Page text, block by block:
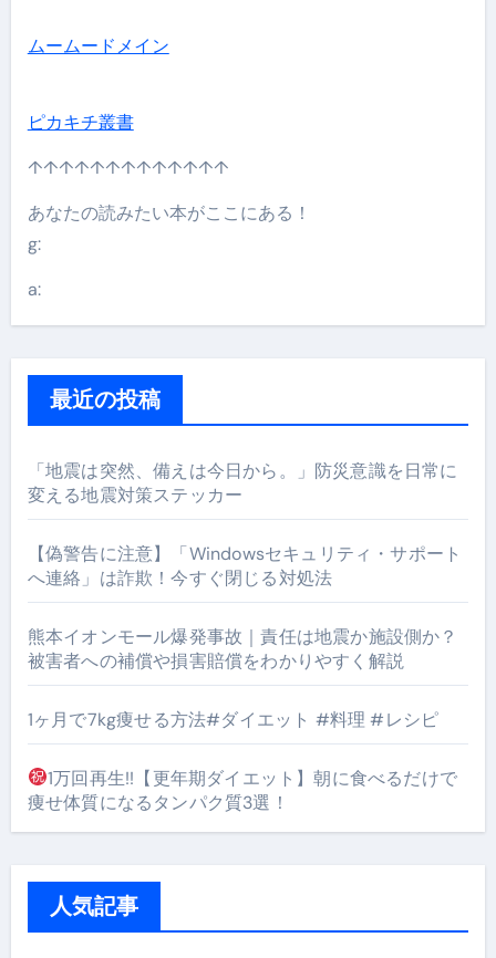
ムームードメイン
ピカキチ叢書
↑↑↑↑↑↑↑↑↑↑↑↑↑
あなたの読みたい本がここにある！
g:
a:
最近の投稿
「地震は突然、備えは今日から。」防災意識を日常に
変える地震対策ステッカー
【偽警告に注意】「Windowsセキュリティ・サポート
へ連絡」は詐欺！今すぐ閉じる対処法
熊本イオンモール爆発事故｜責任は地震か施設側か？
被害者への補償や損害賠償をわかりやすく解説
1ヶ月で7kg痩せる方法#ダイエット #料理 #レシピ
1万回再生!!【更年期ダイエット】朝に食べるだけで
痩せ体質になるタンパク質3選！
人気記事